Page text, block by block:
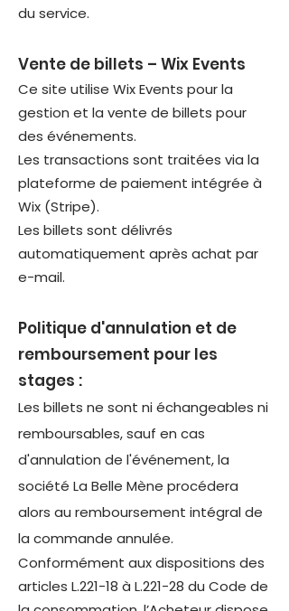
du service.
Vente de billets – Wix Events
Ce site utilise Wix Events pour la
gestion et la vente de billets pour
des événements.
Les transactions sont traitées via la
plateforme de paiement intégrée à
Wix (Stripe).
Les billets sont délivrés
automatiquement après achat par
e-mail.
Politique d'annulation et de
remboursement pour les
stages :
Les billets ne sont ni échangeables ni
remboursables, sauf en cas
d'annulation de l'événement, la
société La Belle Mène procédera
alors au remboursement intégral de
la commande annulée.
Conformément aux dispositions des
articles L.221-18 à L.221-28 du Code de